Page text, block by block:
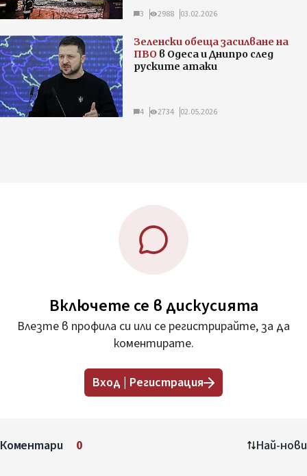
3 2988 03.02.2026
Зеленски обеща засилване на
ПВО в Одеса и Днипро след
руските атаки
4 2734 02.05.2026
Включете се в дискусията
Влезте в профила си или се регистрирайте, за да
коментирате.
Вход | Регистрация
Коментари 0 Най-нови